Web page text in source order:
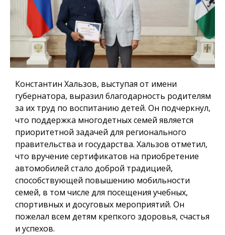
Константин Хальзов, выступая от имени
губернатора, выразил благодарность родителям
за их труд по воспитанию детей. Он подчеркнул,
что поддержка многодетных семей является
приоритетной задачей для регионального
правительства и государства. Хальзов отметил,
что вручение сертификатов на приобретение
автомобилей стало доброй традицией,
способствующей повышению мобильности
семей, в том числе для посещения учебных,
спортивных и досуговых мероприятий. Он
пожелал всем детям крепкого здоровья, счастья
и успехов.